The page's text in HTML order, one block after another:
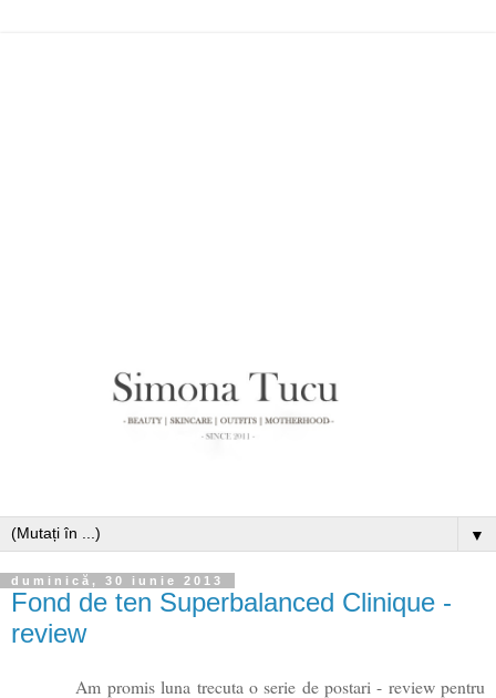
▼
duminică, 30 iunie 2013
Fond de ten Superbalanced Clinique -
review
Am promis luna trecuta o serie de postari - review pentru